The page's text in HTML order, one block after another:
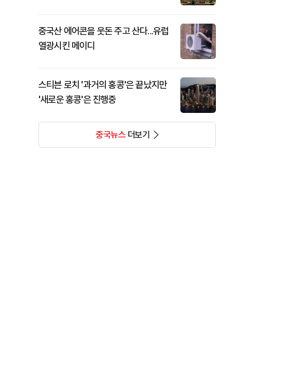
중국산 에어콘을 웃돈 주고 산다...유럽
열광시킨 메이디
스티븐 로치 '과거의 홍콩'은 끝났지만
'새로운 홍콩'은 진행중
중국뉴스더보기